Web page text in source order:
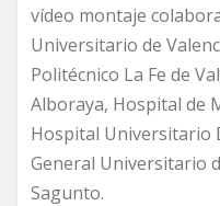
vídeo montaje
Universitario de
Politécnico La Fe de
Alboraya, Hospital de
Hospital Universitario
General Universitario
Sagunto.